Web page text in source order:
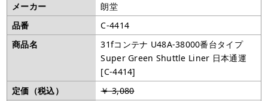
メーカー
朗堂
品番
C-4414
商品名
31fコンテナ U48A-38000番台タイプ
Super Green Shuttle Liner 日本通運
[C-4414]
定価（税込）
￥ 3,080